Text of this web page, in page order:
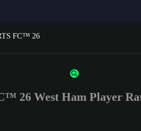
26 West Ham Player